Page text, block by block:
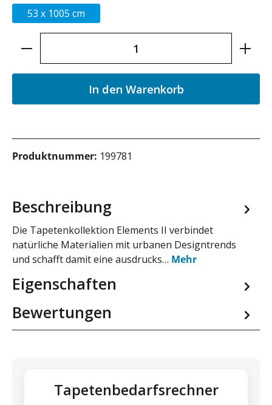
53 x 1005 cm
Produkt Anzahl: Gib den gewünschten
In den Warenkorb
Produktnummer: 199781
Beschreibung
Die Tapetenkollektion Elements II verbindet
natürliche Materialien mit urbanen Designtrends
und schafft damit eine ausdrucks… Mehr
Eigenschaften
Bewertungen
Tapetenbedarfsrechner